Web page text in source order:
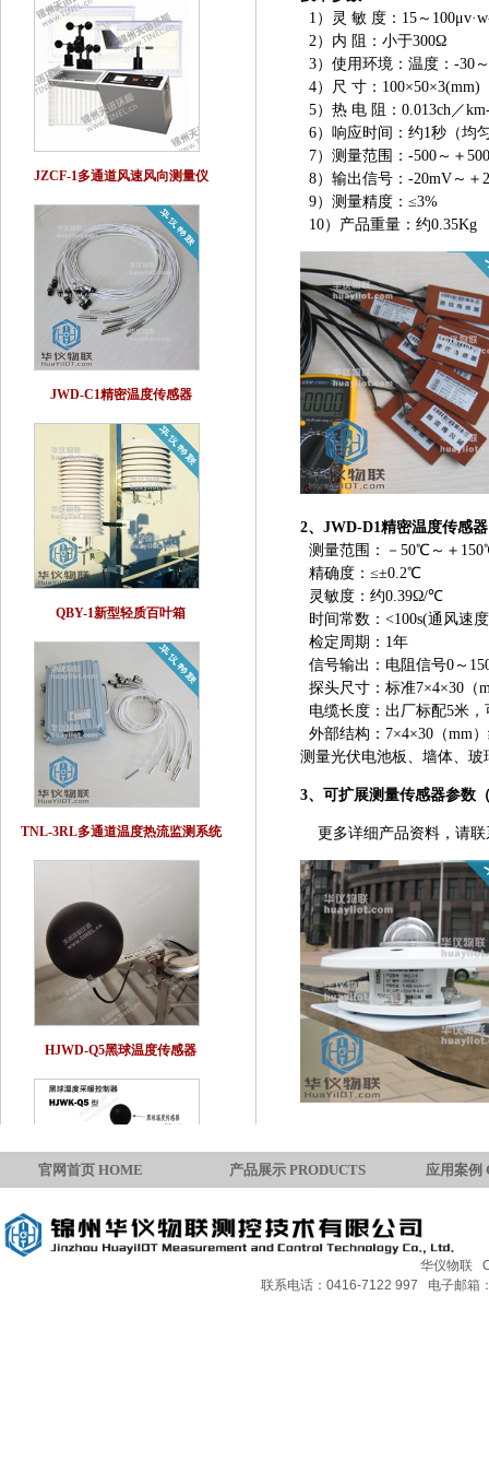
1）灵 敏 度：15～
2）内 阻：小于300Ω
3）使用环境：温度：-30
4）尺 寸：100×50×3(mm)
5）热 电 阻：0.013ch／
6）响应时间：约1秒（均
7）测量范围：-500～＋
8）输出信号：-20mV～＋
9）测量精度：≤3%
10）产品重量：约0.35Kg
2、JWD-D1精密温度传感
测量范围：－50℃～＋
精确度：≤±0.2℃
灵敏度：约0.39Ω/℃
时间常数：<100s(通风速
检定周期：1年
信号输出：电阻信号0～
探头尺寸：标准7×4×30（
电缆长度：出厂标配5米
外部结构：7×4×30（mm
测量光伏电池板、墙体、
3、可扩展测量传感器参数
更多详细产品资料，请联
JZCF-1多通道风速风向测量仪
JWD-C1精密温度传感器
QBY-1新型轻质百叶箱
TNL-3RL多通道温度热流监测系统
HJWD-Q5黑球温度传感器
官网首页 HOME 产品展示 PRODUCTS 应用案例
华仪物联
联系电话：0416-7122 997 电子邮箱